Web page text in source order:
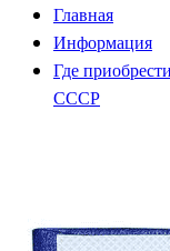
Главная
Информация
Где
СССР